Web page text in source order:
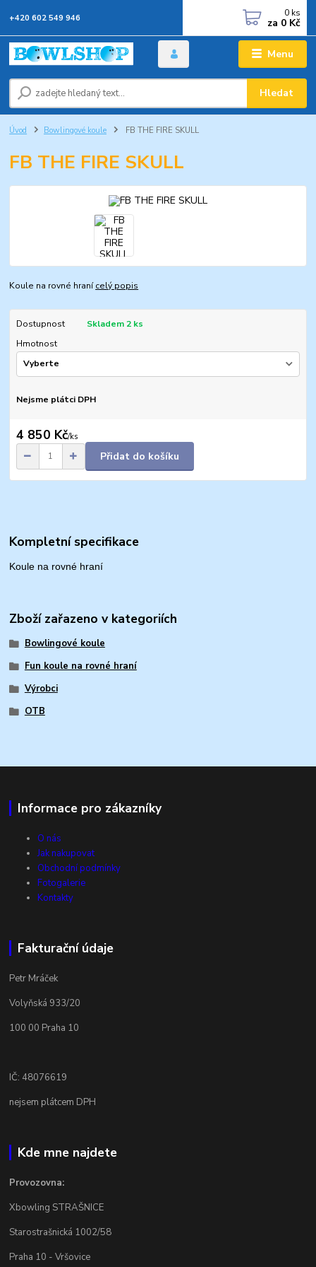
Menu
Hledat
+420 602 549 946 0 ks
za 0 Kč
Úvod Bowlingové koule FB THE FIRE SKULL
FB THE FIRE SKULL
Koule na rovné hranícelý popis
Dostupnost
Skladem 2 ks
Hmotnost
Nejsme plátci DPH
4 850 Kč/ks
Přidat do košíku
Kompletní specifikace
Koule na rovné hraní
Zboží zařazeno v kategoriích
Bowlingové koule
Fun koule na rovné hraní
Výrobci
OTB
Informace pro zákazníky
O nás
Jak nakupovat
Obchodní podmínky
Fotogalerie
Kontakty
Fakturační údaje
Petr Mráček
Volyňská 933/20
100 00 Praha 10
IČ: 48076619
nejsem plátcem DPH
Kde mne najdete
Provozovna:
Xbowling STRAŠNICE
Starostrašnická 1002/58
Praha 10 - Vršovice